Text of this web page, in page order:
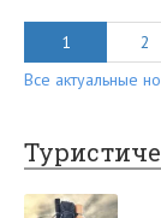
1 2
Все актуальные